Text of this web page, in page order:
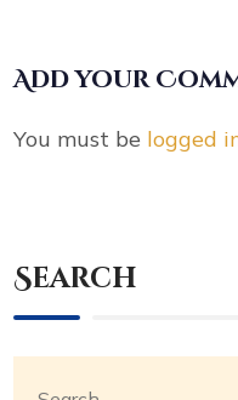
Add your
You must be logged
Search